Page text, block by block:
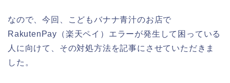
なので、今回、こどもバナナ青汁のお店で
RakutenPay（楽天ペイ）エラーが発生して困っている
人に向けて、その対処方法を記事にさせていただきま
した。